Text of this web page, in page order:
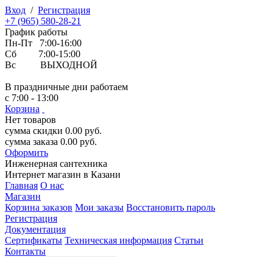
Вход / Регистрация
+7 (965) 580-28-21
График работы
Пн-Пт 7:00-16:00
Сб 7:00-15:00
Вс ВЫХОДНОЙ
В праздничные дни работаем
с 7:00 - 13:00
Корзина
Нет товаров
сумма скидки 0.00 руб.
сумма заказа 0.00 руб.
Оформить
Инженерная сантехника
Интернет магазин в Казани
Главная О нас
Магазин
Корзина заказов Мои заказы Восстановить пароль
Регистрация
Документация
Сертификаты Техническая информация Статьи
Контакты